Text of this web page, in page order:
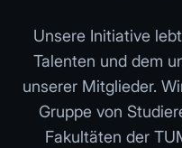
Unsere Initiative
Talenten und dem
unserer Mitglieder.
Gruppe von
Fakultäten der